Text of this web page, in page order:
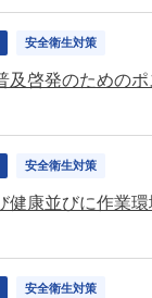
安全衛生対策
安全衛生対策
安全衛生対策